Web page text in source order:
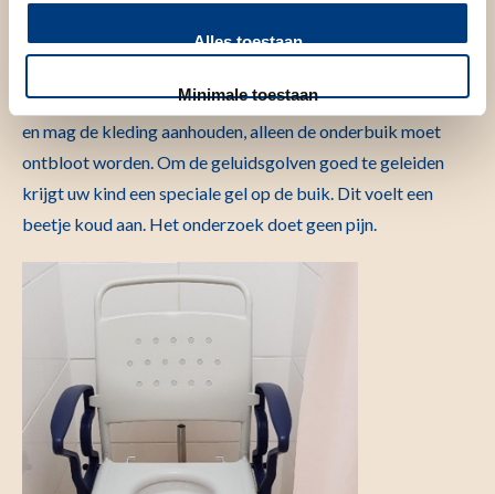
Alles toestaan
Minimale toestaan
Als uw kind klaar is met plassen wordt er een echo van de
achtergebleven is. Uw kind komt op de behandeltafel liggen
en mag de kleding aanhouden, alleen de onderbuik moet
ontbloot worden. Om de geluidsgolven goed te geleiden
krijgt uw kind een speciale gel op de buik. Dit voelt een
beetje koud aan. Het onderzoek doet geen pijn.